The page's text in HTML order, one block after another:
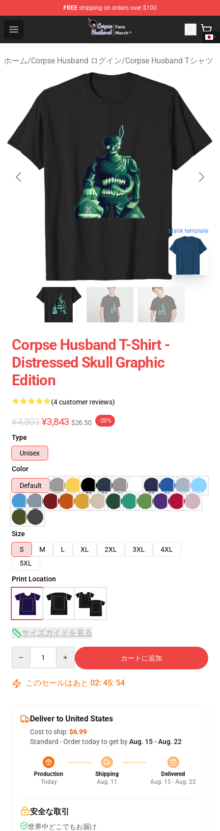
FREE shipping on orders over $100
Open menu
Corpse Husband Store - Official Corpse Husband
ホーム/Corpse Husband ログイン/Corpse Husband Tシャツ
blank template
Corpse Husband T-Shirt -
Distressed Skull Graphic
Edition
(4 customer reviews)
¥4,803 ¥3,843 $26.50 -20%
Type
Unisex
Color
Default
Size
S
M L XL 2XL 3XL
4XL
5XL
Print Location
サイズガイドを見る
カートに追加
このセールはあと 02: 45: 53
Deliver to United States
Cost to ship:$6.99
Standard - Order today to get byAug. 15 - Aug. 22
Production
Today
Shipping
Aug. 11
Delivered
Aug. 15 - Aug. 22
安全な取引
世界中どこでもお届け